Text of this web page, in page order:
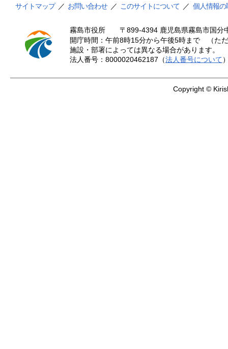
サイトマップ ／ お問い合わせ ／ このサイトについて ／ 個人情報の
霧島市役所
〒899-4394 鹿児島県霧島市国
開庁時間：午前8時15分から午後5時まで （た
施設・部署によっては異なる場合があります。
法人番号：8000020462187（法人番号について
Copyright ©